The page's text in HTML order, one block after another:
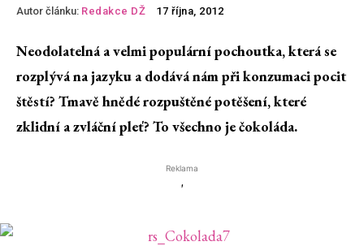
Autor článku: Redakce DŽ 17 října, 2012
Neodolatelná a velmi populární pochoutka, která se
rozplývá na jazyku a dodává nám při konzumaci pocit
štěstí? Tmavě hnědé rozpuštěné potěšení, které
zklidní a zvláční pleť? To všechno je čokoláda.
Reklama
'